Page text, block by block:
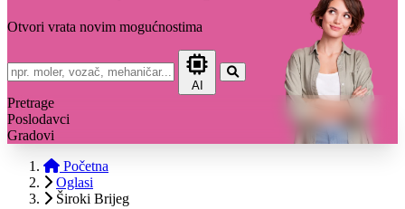
Otvori vrata novim mogućnostima
AI
Pretrage
Poslodavci
Gradovi
Početna
Oglasi
Široki Brijeg